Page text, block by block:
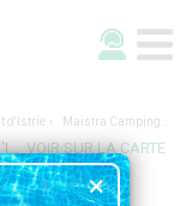
d'Istrie Maistra Camping Porto Sole
VOIR SUR LA CARTE